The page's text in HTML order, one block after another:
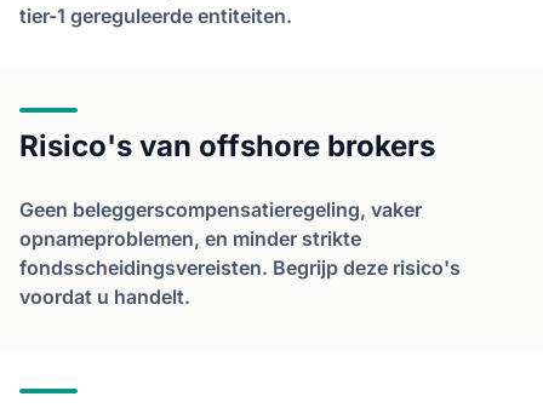
tier-1 gereguleerde entiteiten.
Risico's van offshore brokers
Geen beleggerscompensatieregeling, vaker
opnameproblemen, en minder strikte
fondsscheidingsvereisten. Begrijp deze risico's
voordat u handelt.